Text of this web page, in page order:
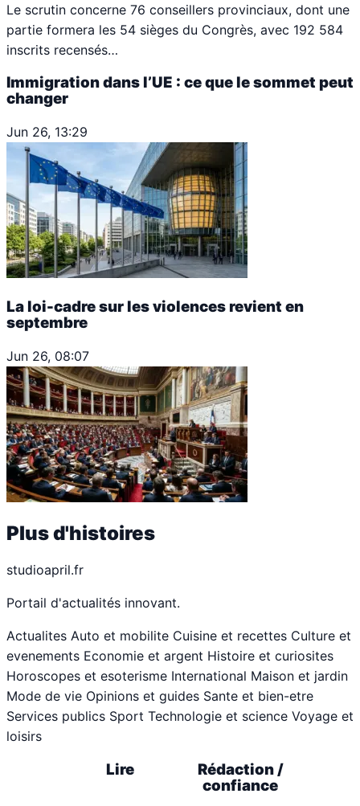
Le scrutin concerne 76 conseillers provinciaux, dont une
partie formera les 54 sièges du Congrès, avec 192 584
inscrits recensés…
Immigration dans l’UE : ce que le sommet peut
changer
Jun 26, 13:29
La loi-cadre sur les violences revient en
septembre
Jun 26, 08:07
Plus d'histoires
studioapril.fr
Portail d'actualités innovant.
Actualites Auto et mobilite Cuisine et recettes Culture et
evenements Economie et argent Histoire et curiosites
Horoscopes et esoterisme International Maison et jardin
Mode de vie Opinions et guides Sante et bien-etre
Services publics Sport Technologie et science Voyage et
loisirs
Lire
Rédaction /
confiance